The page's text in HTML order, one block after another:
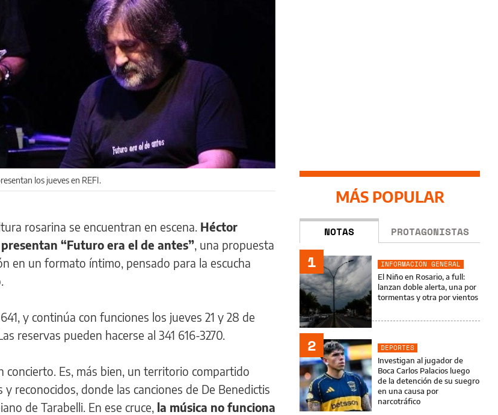
los jueves en REFI.
rosarina se encuentran en escena. Héctor
“Futuro era el de antes”, una propuesta
en un formato íntimo, pensado para la escucha
y continúa con funciones los jueves 21 y 28 de
reservas pueden hacerse al 341 616-3270.
Es, más bien, un territorio compartido
reconocidos, donde las canciones de De Benedictis
de Tarabelli. En ese cruce, la música no funciona
MÁS POPULAR
NOTAS PROTAGONISTAS
1
INFORMACIÓN GENERAL
El Niño en Rosario, a full:
lanzan doble alerta, una por
tormentas y otra por vientos
2
DEPORTES
Investigan al jugador de
Boca Carlos Palacios luego
de la detención de su suegro
en una causa por
narcotráfico